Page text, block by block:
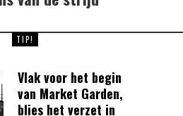
TIP!
Vlak voor het begin
van Market Garden,
blies het verzet in